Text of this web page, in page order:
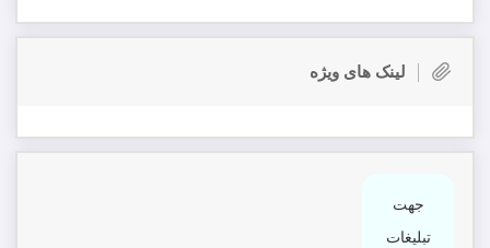
لینک های ویژه
جهت
تبلیغات